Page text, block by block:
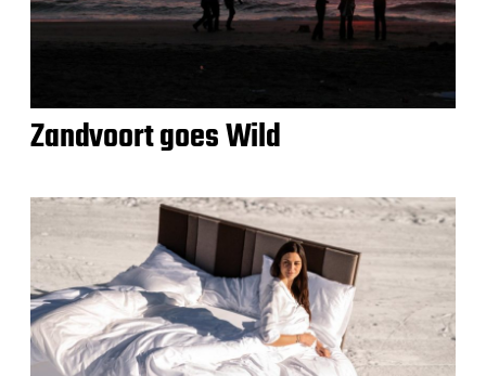
Zandvoort goes Wild